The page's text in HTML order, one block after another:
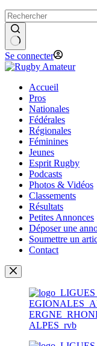
Se connecter
Accueil
Pros
Nationales
Fédérales
Régionales
Féminines
Jeunes
Esprit Rugby
Podcasts
Photos & Vidéos
Classements
Résultats
Petites Annonces
Déposer une
Soumettre un
Contact